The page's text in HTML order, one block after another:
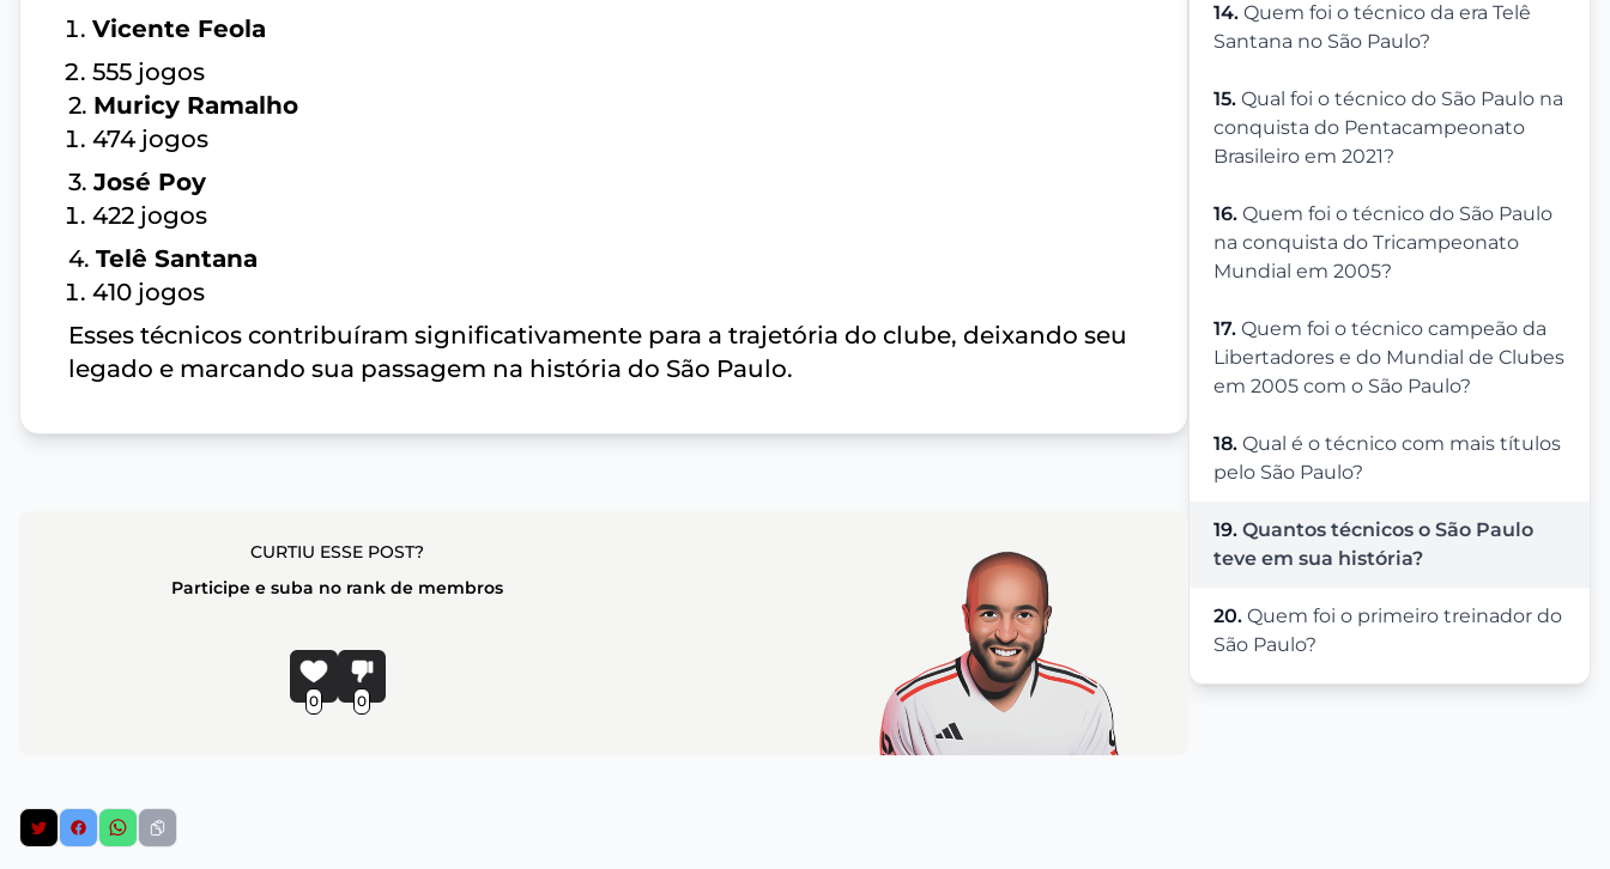
14. Quem foi o técnico da era Telê
Santana no São Paulo?
15. Qual foi o técnico do São Paulo na
conquista do Pentacampeonato
Brasileiro em 2021?
16. Quem foi o técnico do São Paulo
na conquista do Tricampeonato
Mundial em 2005?
17. Quem foi o técnico campeão da
Libertadores e do Mundial de Clubes
em 2005 com o São Paulo?
18. Qual é o técnico com mais títulos
pelo São Paulo?
19. Quantos técnicos o São Paulo
teve em sua história?
20. Quem foi o primeiro treinador do
São Paulo?
Vicente Feola
555 jogos
2. Muricy Ramalho
474 jogos
3.José Poy
422 jogos
4. Telê Santana
410 jogos
Esses técnicos contribuíram significativamente para a trajetória do clube, deixando seu
legado e marcando sua passagem na história do São Paulo.
CURTIU ESSE POST?
Participe e suba no rank de membros
0 0